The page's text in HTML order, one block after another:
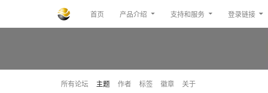
首页 产品介绍 支持和服务 登录链接
所有论坛 主题 作者 标签 徽章 关于